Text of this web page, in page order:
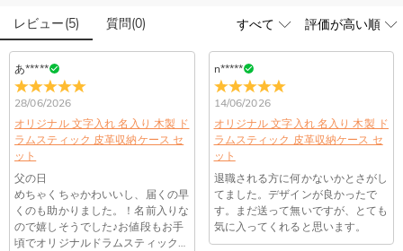
レビュー(5) 質問(0)
あ*****
28/06/2026
オリジナル 文字入れ 名入り 木製 ド
ラムスティック 皮革収納ケース セ
ット
父の日
めちゃくちゃかわいいし、届くの早
くのも助かりました。！名前入りな
ので嬉しそうでした♪お値段もお手
頃でオリジナルドラムスティックが
n*****
14/06/2026
オリジナル 文字入れ 名入り 木製 ド
ラムスティック 皮革収納ケース セ
ット
退職される方に何かないかとさがし
てました。デザインが良かったで
す。まだ送って無いですが、とても
気に入ってくれると思います。